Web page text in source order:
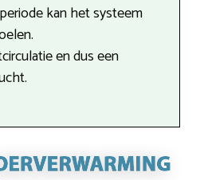
kan het systeem
en dus een